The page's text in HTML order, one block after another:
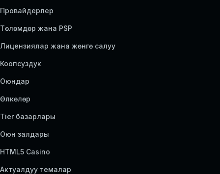
Провайдерлер
Төлөмдөр жана PSP
Лицензиялар жана жөнгө салуу
Коопсуздук
Оюндар
Өлкөлөр
Tier базарлары
Оюн залдары
HTML5 Casino
Актуалдуу темалар